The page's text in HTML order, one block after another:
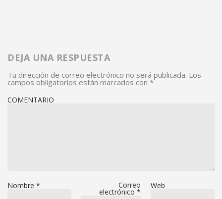
DEJA UNA RESPUESTA
Tu dirección de correo electrónico no será publicada. Los
campos obligatorios están marcados con *
COMENTARIO
Nombre * Correo
electrónico *
Web